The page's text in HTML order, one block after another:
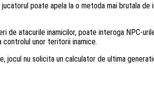
poate apela la o metoda mai brutala de
atacurile inamicilor, poate interoga NPC-
controlul unor teritorii inamice.
nu solicita un calculator de ultima